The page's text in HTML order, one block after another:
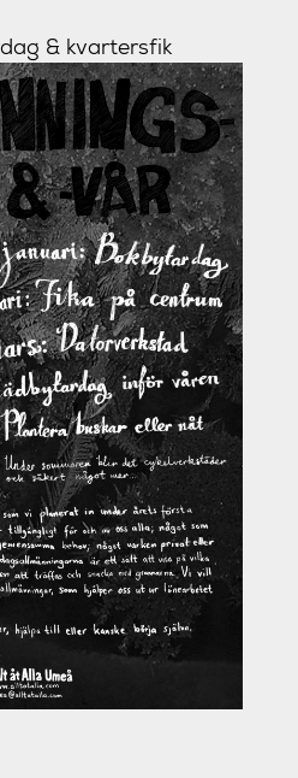
& kvartersfik